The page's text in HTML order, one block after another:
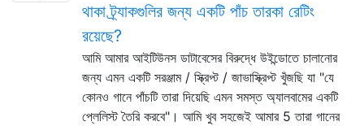
থাকা ট্র্যাকগুলির জন্য একটি পাঁচ তারকা রেটিং
রয়েছে?
আমি আমার আইটিউনস ডাটাবেসের বিরুদ্ধে উইন্ডোতে চালানোর
জন্য এমন একটি সরঞ্জাম / স্ক্রিপ্ট / জাভাস্ক্রিপ্ট খুঁজছি যা "যে
কোনও গানে পাঁচটি তারা দিয়েছি এমন সমস্ত অ্যালবামের একটি
প্লেলিস্ট তৈরি করবে"। আমি খুব সহজেই আমার 5 তারা গানের